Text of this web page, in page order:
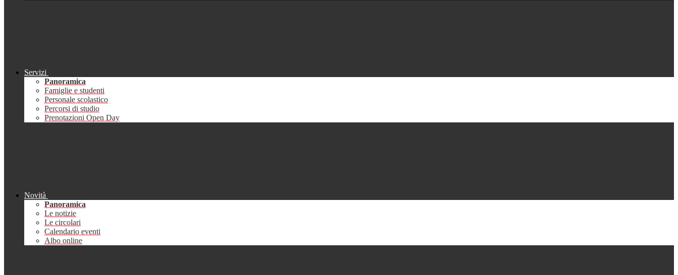
Servizi
Panoramica
Famiglie e studenti
Personale scolastico
Percorsi di studio
Prenotazioni Open Day
Novità
Panoramica
Le notizie
Le circolari
Calendario eventi
Albo online